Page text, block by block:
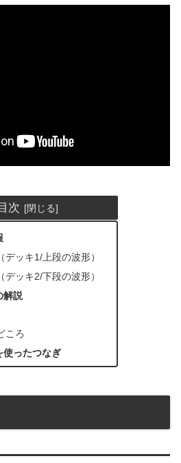
次
デッキ1/上段の波形）
デッキ2/下段の波形）
解説
ころ
使ったつなぎ